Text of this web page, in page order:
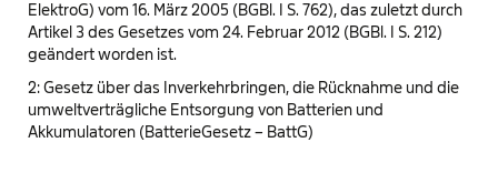
ElektroG) vom 16. März 2005 (BGBl. I S. 762), das zuletzt durch
Artikel 3 des Gesetzes vom 24. Februar 2012 (BGBl. I S. 212)
geändert worden ist.
2: Gesetz über das Inverkehrbringen, die Rücknahme und die
umweltverträgliche Entsorgung von Batterien und
Akkumulatoren (BatterieGesetz – BattG)